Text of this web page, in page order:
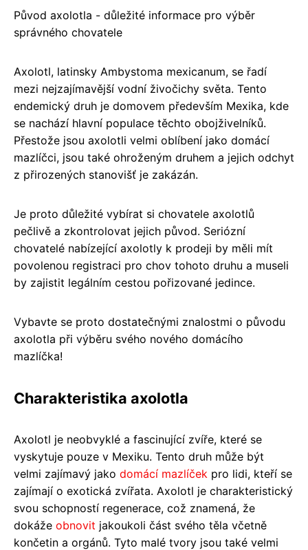
Původ axolotla - důležité informace pro výběr
správného chovatele
Axolotl, latinsky Ambystoma mexicanum, se řadí
mezi nejzajímavější vodní živočichy světa. Tento
endemický druh je domovem především Mexika, kde
se nachází hlavní populace těchto obojživelníků.
Přestože jsou axolotli velmi oblíbení jako domácí
mazlíčci, jsou také ohroženým druhem a jejich odchyt
z přirozených stanovišť je zakázán.
Je proto důležité vybírat si chovatele axolotlů
pečlivě a zkontrolovat jejich původ. Seriózní
chovatelé nabízející axolotly k prodeji by měli mít
povolenou registraci pro chov tohoto druhu a museli
by zajistit legálním cestou pořizované jedince.
Vybavte se proto dostatečnými znalostmi o původu
axolotla při výběru svého nového domácího
mazlíčka!
Charakteristika axolotla
Axolotl je neobvyklé a fascinující zvíře, které se
vyskytuje pouze v Mexiku. Tento druh může být
velmi zajímavý jako domácí mazlíček pro lidi, kteří se
zajímají o exotická zvířata. Axolotl je charakteristický
svou schopností regenerace, což znamená, že
dokáže obnovit jakoukoli část svého těla včetně
končetin a orgánů. Tyto malé tvory jsou také velmi